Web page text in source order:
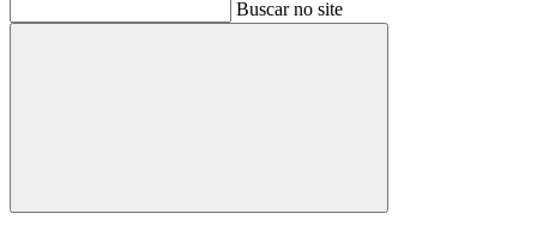
Buscar no site
Buscar